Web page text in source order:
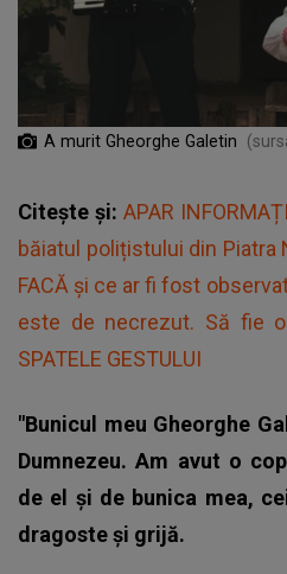
A murit Gheorghe Galetin
Citește și: APAR
băiatul polițistului din Piatra
FACĂ și ce ar fi fost
este de necrezut. Să fie
SPATELE GESTULUI
"Bunicul meu Gheorghe
Dumnezeu. Am avut o
de el și de bunica mea,
dragoste și grijă.